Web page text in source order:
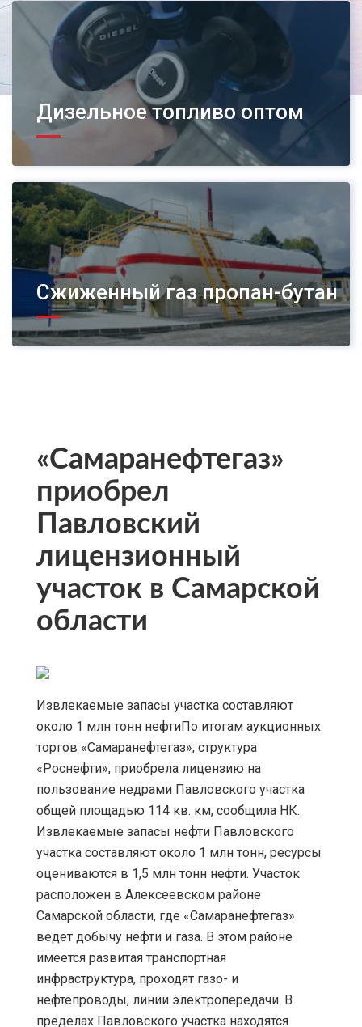
Дизельное топливо оптом
Сжиженный газ пропан-бутан
«Самаранефтегаз»
приобрел
Павловский
лицензионный
участок в Самарской
области
Извлекаемые запасы участка составляют
около 1 млн тонн нефтиПо итогам аукционных
торгов «Самаранефтегаз», структура
«Роснефти», приобрела лицензию на
пользование недрами Павловского участка
общей площадью 114 кв. км, сообщила НК.
Извлекаемые запасы нефти Павловского
участка составляют около 1 млн тонн, ресурсы
оцениваются в 1,5 млн тонн нефти. Участок
расположен в Алексеевском районе
Самарской области, где «Самаранефтегаз»
ведет добычу нефти и газа. В этом районе
имеется развитая транспортная
инфраструктура, проходят газо- и
нефтепроводы, линии электропередачи. В
пределах Павловского участка находятся